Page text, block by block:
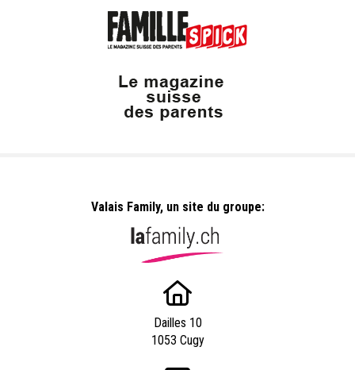
Valais Family, un site du groupe:
Dailles 10
1053 Cugy